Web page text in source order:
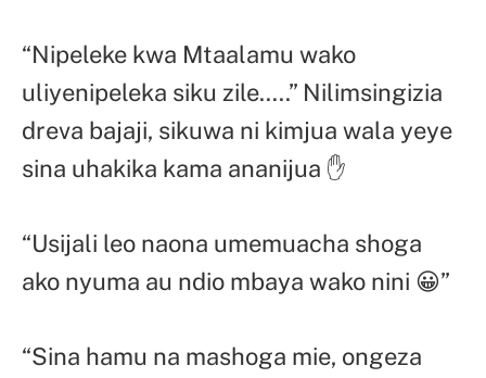
“Nipeleke kwa Mtaalamu wako
uliyenipeleka siku zile…..” Nilimsingizia
dreva bajaji, sikuwa ni kimjua wala yeye
sina uhakika kama ananijua ✋
“Usijali leo naona umemuacha shoga
ako nyuma au ndio mbaya wako nini 😀”
“Sina hamu na mashoga mie, ongeza